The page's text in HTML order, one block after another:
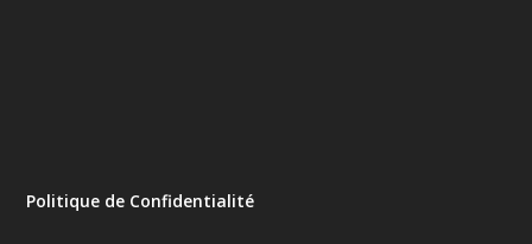
Politique de Confidentialité